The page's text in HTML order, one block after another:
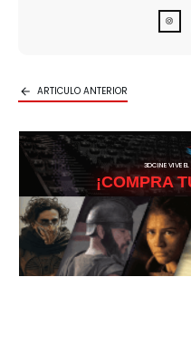
ARTICULO ANTERIOR
3DCINE VIVE
¡COMPRA